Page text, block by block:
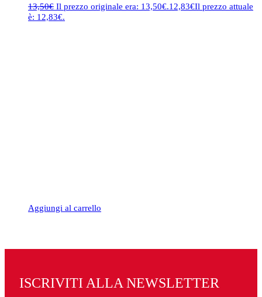
13,50€ Il prezzo originale era: 13,50€.12,83€Il prezzo attuale
è: 12,83€.
Aggiungi al carrello
ISCRIVITI ALLA NEWSLETTER